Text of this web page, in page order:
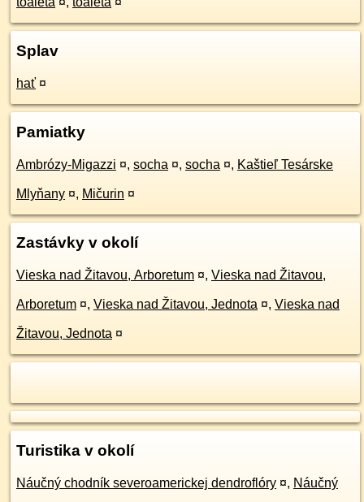
Splav
hať ¤
Pamiatky
Ambrózy-Migazzi ¤, socha ¤, socha ¤, Kaštieľ Tesárske
Mlyňany ¤, Mičurin ¤
Zastávky v okolí
Vieska nad Žitavou, Arboretum ¤, Vieska nad Žitavou,
Arboretum ¤, Vieska nad Žitavou, Jednota ¤, Vieska nad
Žitavou, Jednota ¤
Turistika v okolí
Náučný chodník severoamerickej dendroflóry ¤, Náučný